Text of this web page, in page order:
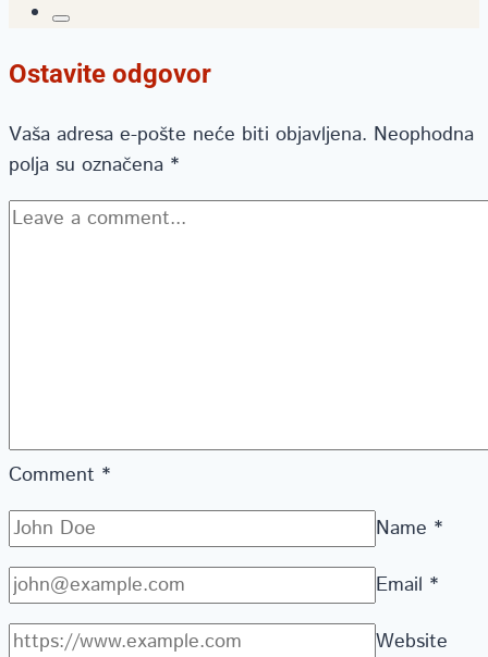
Ostavite odgovor
Vaša adresa e-pošte neće biti objavljena. Neophodna
polja su označena *
Comment *
Name *
Email *
Website